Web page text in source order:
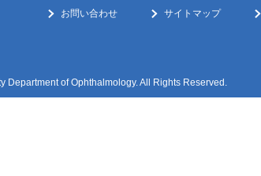
お問い合わせ サイトマップ
Department of Ophthalmology. All Rights Reserved.